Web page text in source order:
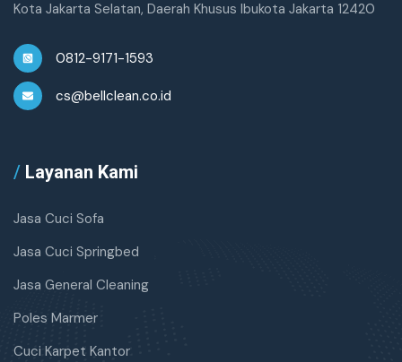
Kota Jakarta Selatan, Daerah Khusus Ibukota Jakarta 12420
0812-9171-1593
cs@bellclean.co.id
/ Layanan Kami
Jasa Cuci Sofa
Jasa Cuci Springbed
Jasa General Cleaning
Poles Marmer
Cuci Karpet Kantor